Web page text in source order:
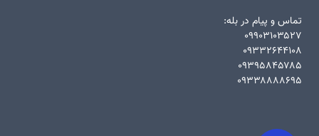
تماس و پیام در بله:
۰۹۹۰۳۱۰۳۵۲۷
۰۹۳۳۲۶۴۴۱۰۸
۰۹۳۹۵۸۴۵۷۸۵
۰۹۳۳۸۸۸۸۶۹۵